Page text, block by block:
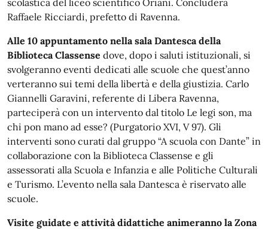
scolastica del liceo scientifico Oriani. Concluderà
Raffaele Ricciardi, prefetto di Ravenna.
Alle 10 appuntamento nella sala Dantesca della
Biblioteca Classense dove, dopo i saluti istituzionali, si
svolgeranno eventi dedicati alle scuole che quest’anno
verteranno sui temi della libertà e della giustizia. Carlo
Giannelli Garavini, referente di Libera Ravenna,
parteciperà con un intervento dal titolo Le legi son, ma
chi pon mano ad esse? (Purgatorio XVI, V 97). Gli
interventi sono curati dal gruppo “A scuola con Dante” in
collaborazione con la Biblioteca Classense e gli
assessorati alla Scuola e Infanzia e alle Politiche Culturali
e Turismo. L’evento nella sala Dantesca è riservato alle
scuole.
Visite guidate e attività didattiche animeranno la Zona